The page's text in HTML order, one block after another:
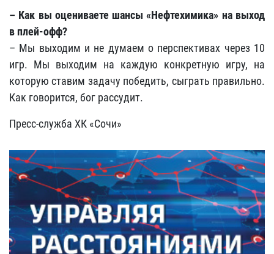
– Как вы оцениваете шансы «Нефтехимика» на выход
в плей-офф?
– Мы выходим и не думаем о перспективах через 10
игр. Мы выходим на каждую конкретную игру, на
которую ставим задачу победить, сыграть правильно.
Как говорится, бог рассудит.
Пресс-служба ХК «Сочи»